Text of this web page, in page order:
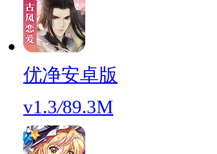
优净安卓版
v1.3/89.3M